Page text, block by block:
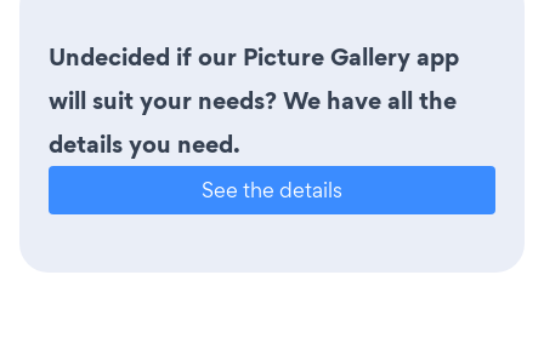
Undecided if our Picture Gallery app
will suit your needs? We have all the
details you need.
See the details